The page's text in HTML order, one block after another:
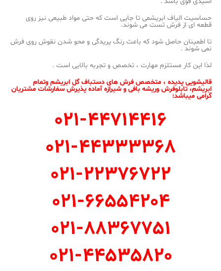
حساسیت الیاف ابریشمی تا جایی است که حتی مواد طبیعی نیز روی
قطعه ای از فرش تست می شوند.
تا اطمینان حاصل شود که باعث رنگ پریدگی و محو شدن نقوش روی فرش
نمی شوند .
لذا این کار مستلزم مهارت ، تخصص و تجربه بالایی است .
قالیشویی پدیده ، متخصص فرش های دستباف گل ابریشم وتمام
ابریشم، تابلوفرش وریشه بافی و شیرازه آماده پذیرش سفارشات مشتریان
گرامی میباشد:
021-44714416
021-44333368
021-22376722
021-66554204
021-88367751
021-44535820